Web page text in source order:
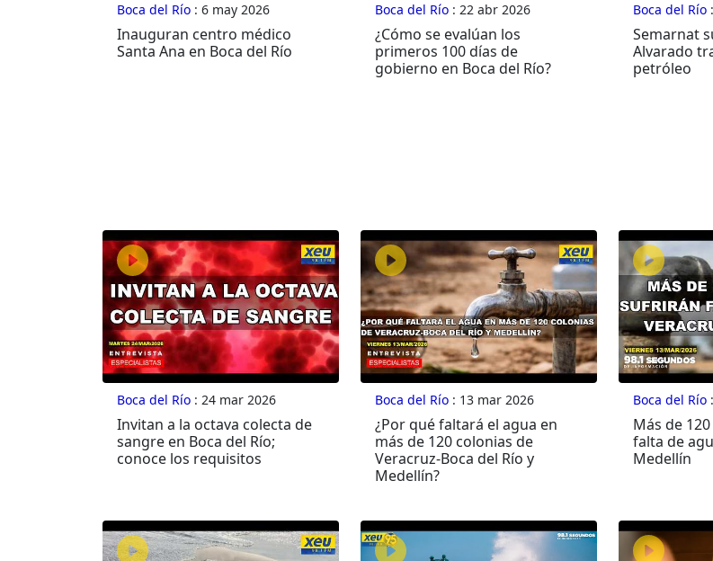
Boca del Río : 6 may 2026
Inauguran centro médico
Santa Ana en Boca del Río
Boca del Río: 22 abr 2026
¿Cómo se evalúan los
primeros 100 días de
gobierno en Boca del Río?
Boca del Río
Semarnat
Alvarado
petróleo
Boca del Río : 24 mar 2026
Invitan a la octava colecta de
sangre en Boca del Río;
conoce los requisitos
Boca del Río: 13 mar 2026
¿Por qué faltará el agua en
más de 120 colonias de
Veracruz-Boca del Río y
Medellín?
Boca del Río
Más de
falta de
Medellín